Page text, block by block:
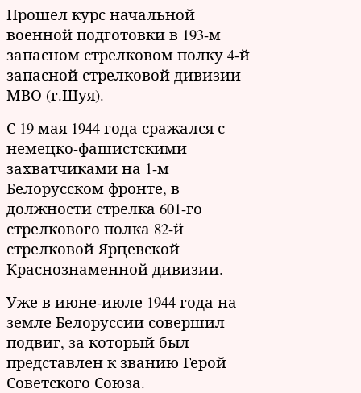
Прошел курс начальной
военной подготовки в 193-м
запасном стрелковом полку 4-й
запасной стрелковой дивизии
МВО (г.Шуя).
С 19 мая 1944 года сражался с
немецко-фашистскими
захватчиками на 1-м
Белорусском фронте, в
должности стрелка 601-го
стрелкового полка 82-й
стрелковой Ярцевской
Краснознаменной дивизии.
Уже в июне-июле 1944 года на
земле Белоруссии совершил
подвиг, за который был
представлен к званию Герой
Советского Союза.